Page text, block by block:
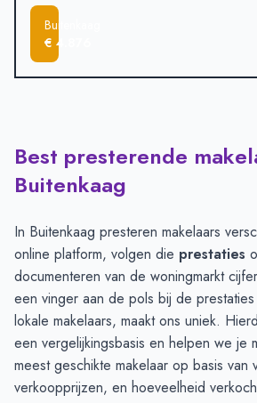
Buitenkaag
€ 4.876
Verkoopprijzen in andere plaatsen per
Roelofarendsveen
Sassenheim
€ 5.755
Abbenes
€ 5.261
Lisse
€ 5.172
Nieuwe Wetering
€ 4.920
Buitenkaag
€ 4.876
Best presterende
Buitenkaag
In Buitenkaag presteren makelaars
online platform, volgen die prestaties
documenteren van de woningmarkt
een vinger aan de pols bij de prestaties
lokale makelaars, maakt ons uniek.
een vergelijkingsbasis en helpen we je
meest geschikte makelaar op basis van
verkoopprijzen, en hoeveelheid